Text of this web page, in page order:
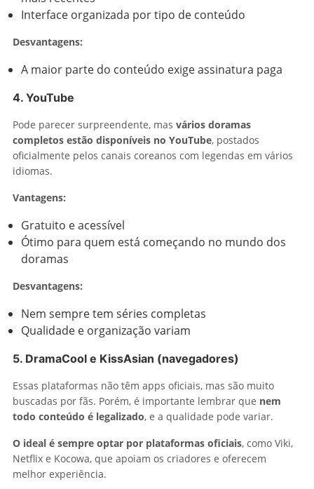
Interface organizada por tipo de conteúdo
Desvantagens:
A maior parte do conteúdo exige assinatura paga
4. YouTube
Pode parecer surpreendente, mas vários doramas
completos estão disponíveis no YouTube, postados
oficialmente pelos canais coreanos com legendas em vários
idiomas.
Vantagens:
Gratuito e acessível
Ótimo para quem está começando no mundo dos
doramas
Desvantagens:
Nem sempre tem séries completas
Qualidade e organização variam
5. DramaCool e KissAsian (navegadores)
Essas plataformas não têm apps oficiais, mas são muito
buscadas por fãs. Porém, é importante lembrar que nem
todo conteúdo é legalizado, e a qualidade pode variar.
O ideal é sempre optar por plataformas oficiais, como Viki,
Netflix e Kocowa, que apoiam os criadores e oferecem
melhor experiência.